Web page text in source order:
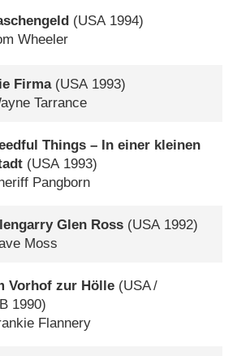
(USA1994)
Wheeler
Firma(USA1993)
Tarrance
Things – In einer kleinen
(USA1993)
Pangborn
Glen Ross (USA1992)
Moss
Vorhof zur Hölle (USA/
1990)
Flannery